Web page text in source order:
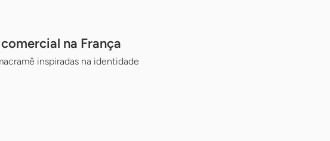
na França
inspiradas na identidade